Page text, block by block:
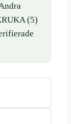
(5)